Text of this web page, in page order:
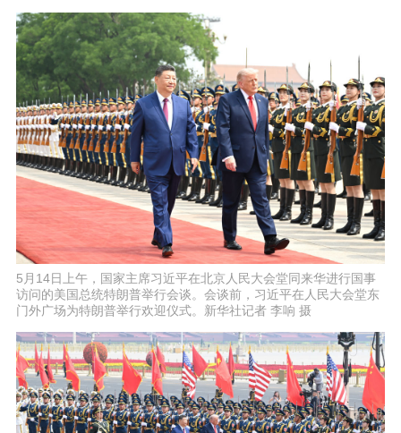
5月14日上午，国家主席习近平在北京人民大会堂同来华进行国事
访问的美国总统特朗普举行会谈。会谈前，习近平在人民大会堂东
门外广场为特朗普举行欢迎仪式。新华社记者 李响 摄